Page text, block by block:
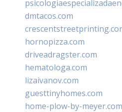
dmtacos.com
hornopizza.com
driveadragster.com
hematologa.com
lizaivanov.com
guesttinyhomes.com
home-plow-by-meyer.com